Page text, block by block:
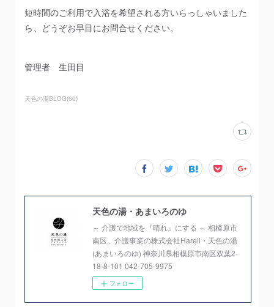
短時間のご利用で入浴を希望される方いらっしゃいました
ら、どうぞお早目にお問合せください。
管理者 生田目
天色の湯BLOG(60)
天色の湯・あまいろのゆ
～ 介護で地域を『晴れ』にする ～ 相模原市
南区。介護事業の株式会社Harell・天色の湯
(あまいろのゆ) 神奈川県相模原市南区双葉2-
18-8-101 042-705-9975
フォロー